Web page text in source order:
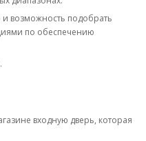
возможность подобрать
по обеспечению
входную дверь, которая